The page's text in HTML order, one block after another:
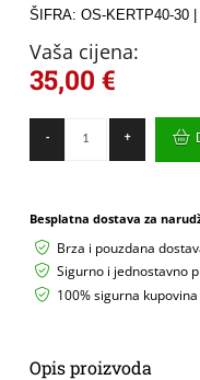
ŠIFRA: OS-KERTP40-30|
Vaša cijena:
35,00 €
-
rasvjetni
stupić
E-
500mm
količina
+
Besplatna dostava za
Brza i pouzdana
Sigurno i jednostavno
100% sigurna kupovina
Opis proizvoda